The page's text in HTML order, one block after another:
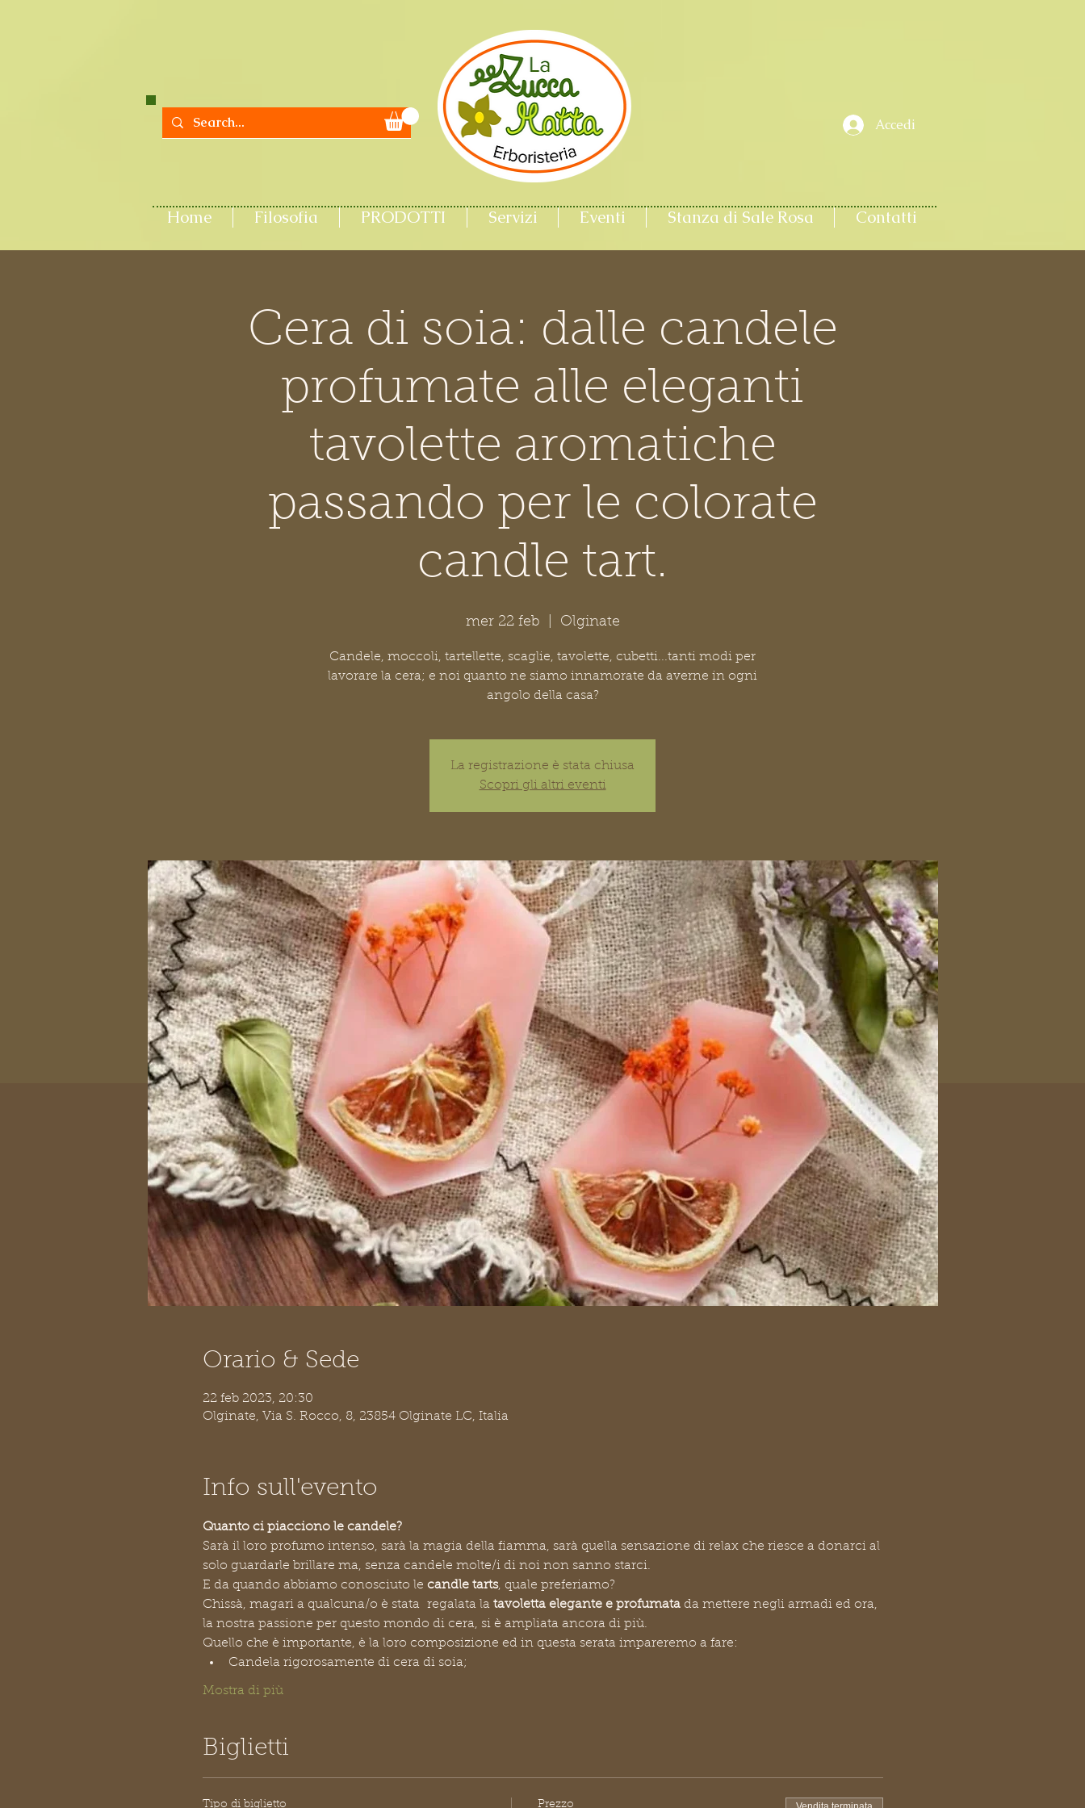
Accedi
Home Filosofia PRODOTTI Servizi Eventi Stanza di Sale Rosa Contatti
Cera di soia: dalle candele
profumate alle eleganti
tavolette aromatiche
passando per le colorate
candle tart.
mer 22 feb Olginate
Candele, moccoli, tartellette, scaglie, tavolette, cubetti...tanti modi per
lavorare la cera; e noi quanto ne siamo innamorate da averne in ogni
angolo della casa?
La registrazione è stata chiusa
Scopri gli altri eventi
Orario & Sede
22 feb 2023, 20:30
Olginate, Via S. Rocco, 8, 23854 Olginate LC, Italia
Info sull'evento
Quanto ci piacciono le candele?
Sarà il loro profumo intenso, sarà la magia della fiamma, sarà quella sensazione di relax che riesce a donarci al
solo guardarle brillare ma, senza candele molte/i di noi non sanno starci.
E da quando abbiamo conosciuto le candle tarts, quale preferiamo?
Chissà, magari a qualcuna/o è stata  regalata la tavoletta elegante e profumata da mettere negli armadi ed ora,
la nostra passione per questo mondo di cera, si è ampliata ancora di più.
Quello che è importante, è la loro composizione ed in questa serata impareremo a fare:
Candela rigorosamente di cera di soia;
Mostra di più
Biglietti
Tipo di biglietto Prezzo